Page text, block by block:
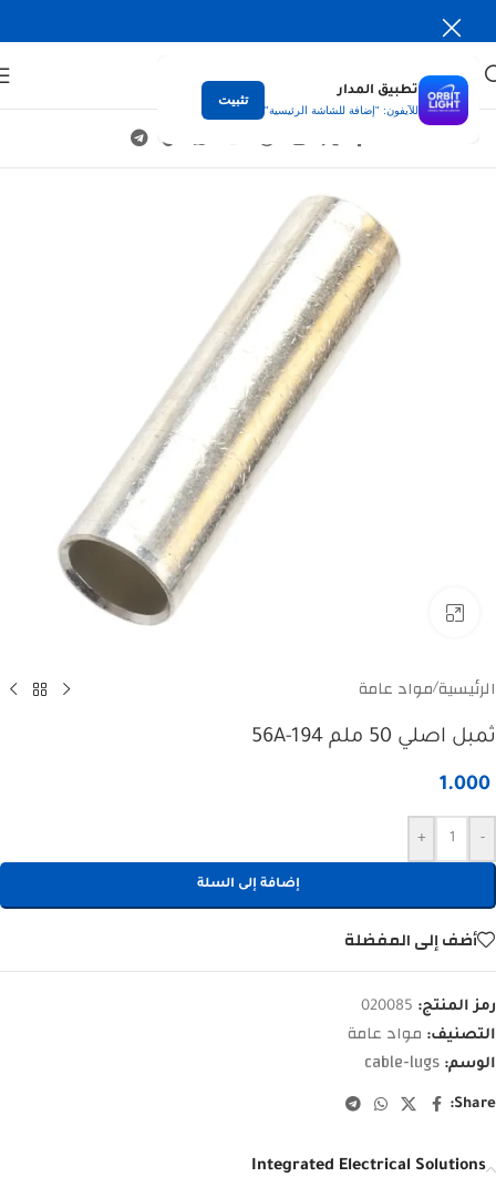
تطبيق المدار
للآيفون: "إضافة للشاشة الرئيسية"
تثبيت
الرئيسية/مواد عامة
ثمبل اصلي 50 ملم 56A-194
1.000
-
+
إضافة إلى السلة
أضف إلى المفضلة
رمز المنتج: 020085
التصنيف: مواد عامة
الوسم: cable-lugs
Share:
Integrated Electrical Solutions